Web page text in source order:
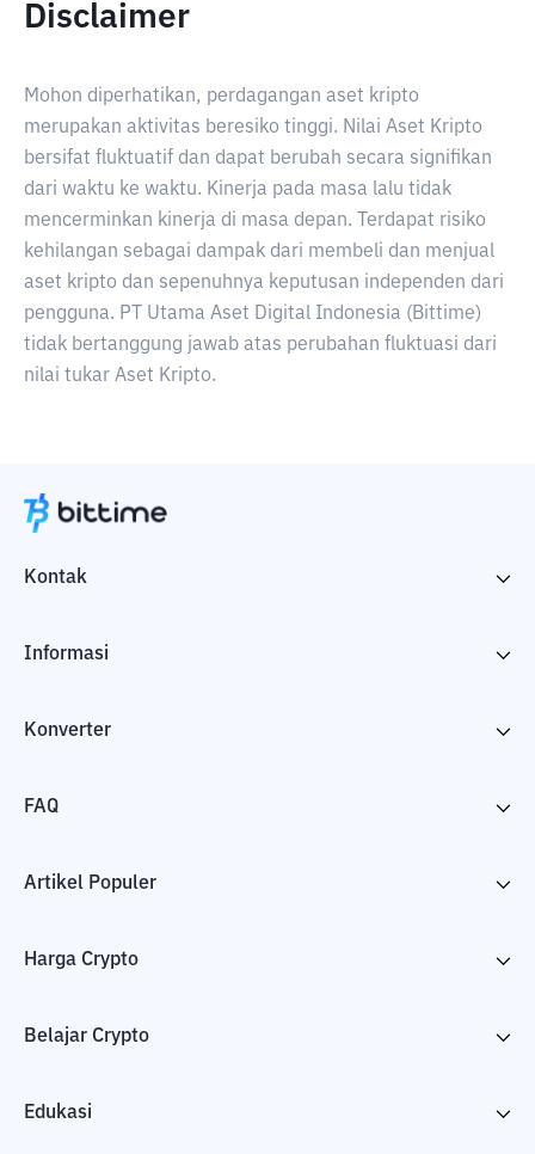
Disclaimer
Mohon diperhatikan, perdagangan aset kripto
merupakan aktivitas beresiko tinggi. Nilai Aset Kripto
bersifat fluktuatif dan dapat berubah secara signifikan
dari waktu ke waktu. Kinerja pada masa lalu tidak
mencerminkan kinerja di masa depan. Terdapat risiko
kehilangan sebagai dampak dari membeli dan menjual
aset kripto dan sepenuhnya keputusan independen dari
pengguna. PT Utama Aset Digital Indonesia (Bittime)
tidak bertanggung jawab atas perubahan fluktuasi dari
nilai tukar Aset Kripto.
Kontak
Informasi
Konverter
FAQ
Artikel Populer
Harga Crypto
Belajar Crypto
Edukasi